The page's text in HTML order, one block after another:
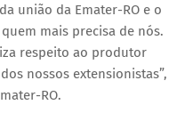
união da Emater-RO e o
mais precisa de nós.
respeito ao produtor
nossos extensionistas”,
RO.